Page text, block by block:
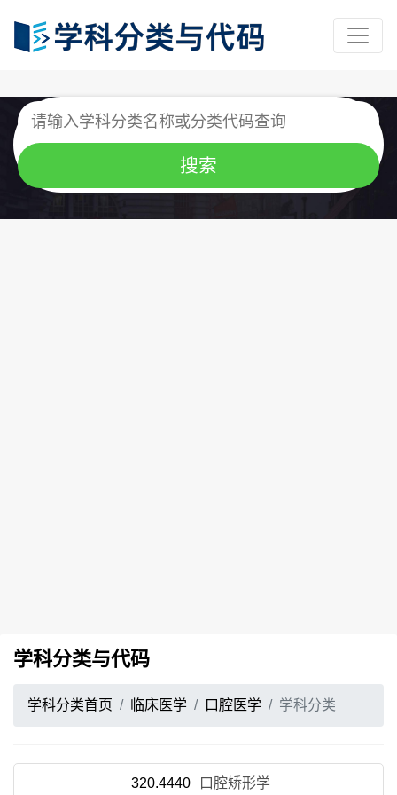
学科分类与代码
学科分类首页 临床医学 口腔医学 学科分类
320.4440 口腔矫形学